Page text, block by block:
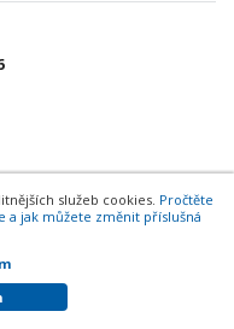
služeb cookies. Pročtěte
a jak můžete změnit příslušná